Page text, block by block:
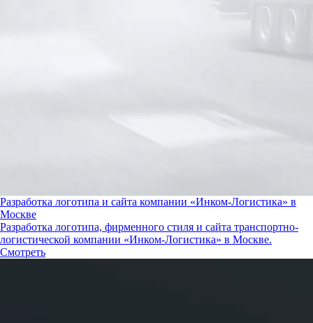
Разработка логотипа и сайта компании «Инком-Логистика» в
Москве
Разработка логотипа, фирменного стиля и сайта транспортно-
логистической компании «Инком-Логистика» в Москве.
Смотреть